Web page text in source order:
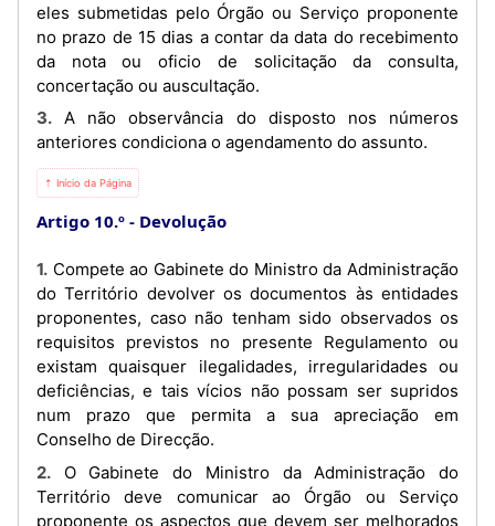
eles submetidas pelo Órgão ou Serviço proponente
no prazo de 15 dias a contar da data do recebimento
da nota ou oficio de solicitação da consulta,
concertação ou auscultação.
3. A não observância do disposto nos números
anteriores condiciona o agendamento do assunto.
⇡ Início da Página
Artigo 10.º Devolução
1. Compete ao Gabinete do Ministro da Administração
do Território devolver os documentos às entidades
proponentes, caso não tenham sido observados os
requisitos previstos no presente Regulamento ou
existam quaisquer ilegalidades, irregularidades ou
deficiências, e tais vícios não possam ser supridos
num prazo que permita a sua apreciação em
Conselho de Direcção.
2. O Gabinete do Ministro da Administração do
Território deve comunicar ao Órgão ou Serviço
proponente os aspectos que devem ser melhorados